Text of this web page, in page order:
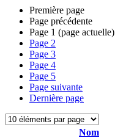
Première page
Page précédente
Page 1 (page actuelle)
Page 2
Page 3
Page 4
Page 5
Page suivante
Dernière page
Nom